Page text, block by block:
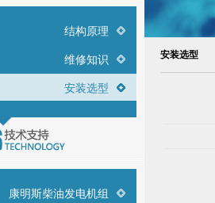
结构原理
维修知识
安装选型
康明斯柴油发电机组
安装选型